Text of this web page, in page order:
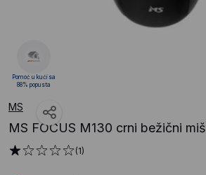
MS
MS FOCUS M130 crni bežični miš
(1)
Pomoć u kući sa
88% popusta